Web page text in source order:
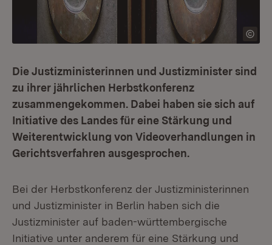
Die Justizministerinnen und Justizminister sind
zu ihrer jährlichen Herbstkonferenz
zusammengekommen. Dabei haben sie sich auf
Initiative des Landes für eine Stärkung und
Weiterentwicklung von Videoverhandlungen in
Gerichtsverfahren ausgesprochen.
Bei der Herbstkonferenz der Justizministerinnen
und Justizminister in Berlin haben sich die
Justizminister auf baden-württembergische
Initiative unter anderem für eine Stärkung und